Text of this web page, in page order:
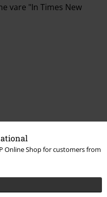
Online Shop for customers from
vare "In Times New